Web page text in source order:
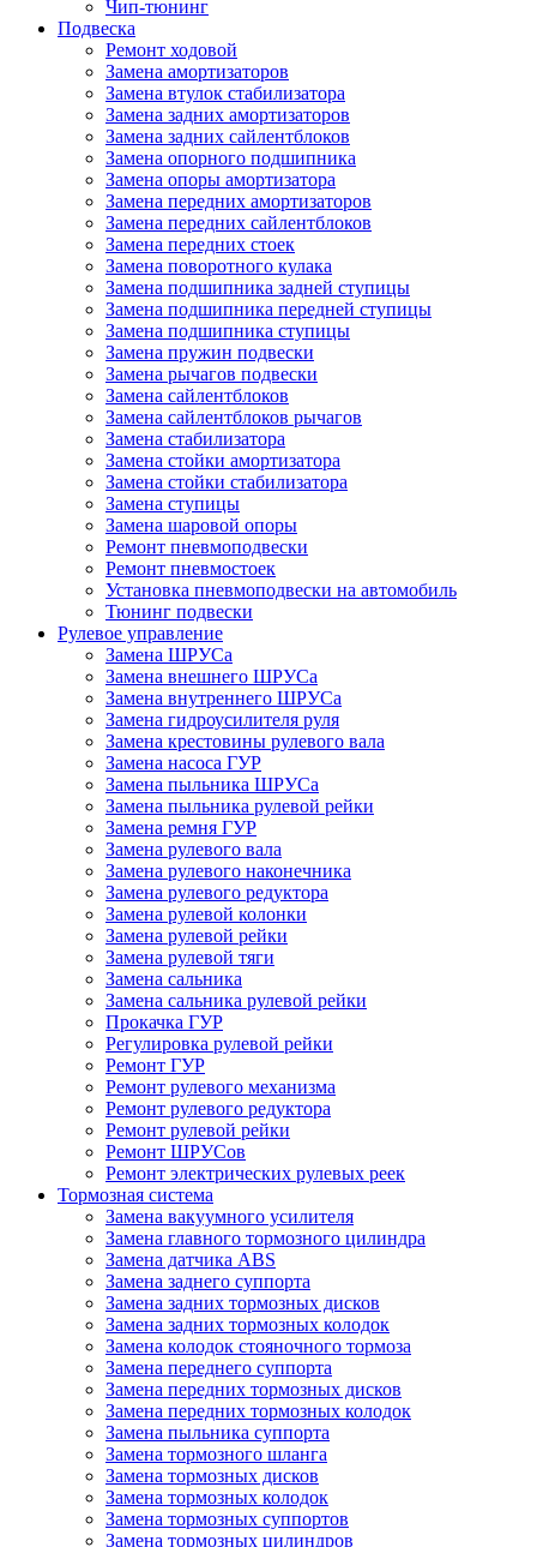
Чип-тюнинг
Подвеска
Ремонт ходовой
Замена амортизаторов
Замена втулок стабилизатора
Замена задних амортизаторов
Замена задних сайлентблоков
Замена опорного подшипника
Замена опоры амортизатора
Замена передних амортизаторов
Замена передних сайлентблоков
Замена передних стоек
Замена поворотного кулака
Замена подшипника задней ступицы
Замена подшипника передней ступицы
Замена подшипника ступицы
Замена пружин подвески
Замена рычагов подвески
Замена сайлентблоков
Замена сайлентблоков рычагов
Замена стабилизатора
Замена стойки амортизатора
Замена стойки стабилизатора
Замена ступицы
Замена шаровой опоры
Ремонт пневмоподвески
Ремонт пневмостоек
Установка пневмоподвески на автомобиль
Тюнинг подвески
Рулевое управление
Замена ШРУСа
Замена внешнего ШРУСа
Замена внутреннего ШРУСа
Замена гидроусилителя руля
Замена крестовины рулевого вала
Замена насоса ГУР
Замена пыльника ШРУСа
Замена пыльника рулевой рейки
Замена ремня ГУР
Замена рулевого вала
Замена рулевого наконечника
Замена рулевого редуктора
Замена рулевой колонки
Замена рулевой рейки
Замена рулевой тяги
Замена сальника
Замена сальника рулевой рейки
Прокачка ГУР
Регулировка рулевой рейки
Ремонт ГУР
Ремонт рулевого механизма
Ремонт рулевого редуктора
Ремонт рулевой рейки
Ремонт ШРУСов
Ремонт электрических рулевых реек
Тормозная система
Замена вакуумного усилителя
Замена главного тормозного цилиндра
Замена датчика ABS
Замена заднего суппорта
Замена задних тормозных дисков
Замена задних тормозных колодок
Замена колодок стояночного тормоза
Замена переднего суппорта
Замена передних тормозных дисков
Замена передних тормозных колодок
Замена пыльника суппорта
Замена тормозного шланга
Замена тормозных дисков
Замена тормозных колодок
Замена тормозных суппортов
Замена тормозных цилиндров